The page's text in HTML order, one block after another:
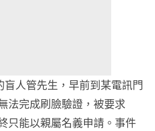
盲人管先生，早前到某電訊門
法完成刷臉驗證，被要求
只能以親屬名義申請。事件